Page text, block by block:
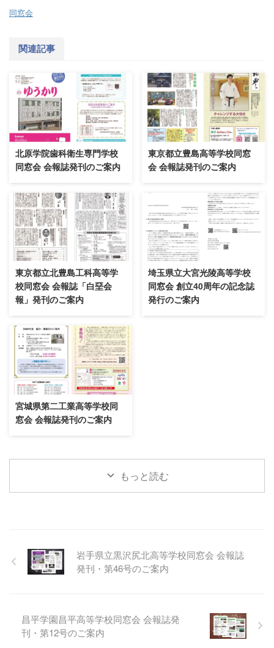
同窓会
関連記事
北原学院歯科衛生専門学校
同窓会 会報誌発刊のご案内
東京都立豊島高等学校同窓
会 会報誌発刊のご案内
東京都立北豊島工科高等学
校同窓会 会報誌「白堊会
報」発刊のご案内
埼玉県立大宮光陵高等学校
同窓会 創立40周年の記念誌
発行のご案内
宮城県第二工業高等学校同
窓会 会報誌発刊のご案内
もっと読む
岩手県立黒沢尻北高等学校同窓会 会報誌
発刊・第46号のご案内
昌平学園昌平高等学校同窓会 会報誌発
刊・第12号のご案内